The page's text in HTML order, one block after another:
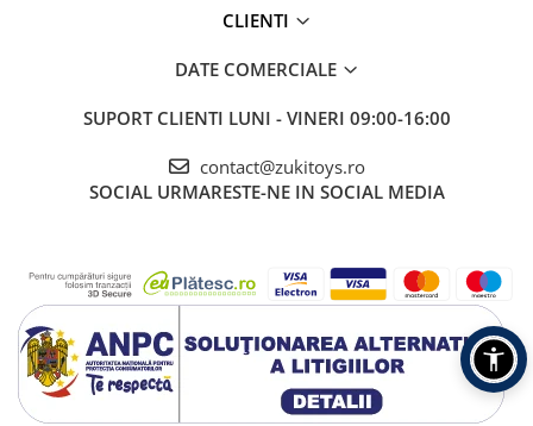
CLIENTI
DATE COMERCIALE
SUPORT CLIENTI LUNI - VINERI 09:00-16:00
contact@zukitoys.ro
SOCIAL URMARESTE-NE IN SOCIAL MEDIA